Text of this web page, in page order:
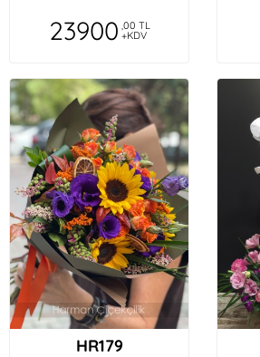
23900 ,00 TL
+KDV
HR179